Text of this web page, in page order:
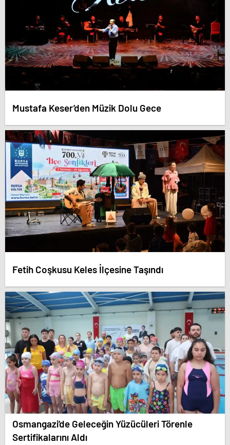
Mustafa Keser’den Müzik Dolu Gece
Fetih Coşkusu Keles İlçesine Taşındı
Osmangazi’de Geleceğin Yüzücüleri Törenle
Sertifikalarını Aldı